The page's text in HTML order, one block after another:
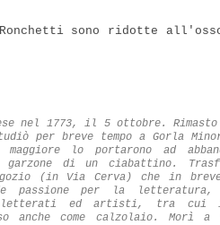
Ronchetti sono ridotte
nel 1773, il 5 ottobre.
per breve tempo a Gorla
lo portarono ad
di un ciabattino.
(in Via Cerva) che in
passione per la
ed artisti, tra cui
anche come calzolaio. Morì a